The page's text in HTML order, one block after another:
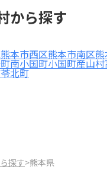
から探す
熊本市西区熊本市南区
南小国町小国町産山村
苓北町
探す>熊本県